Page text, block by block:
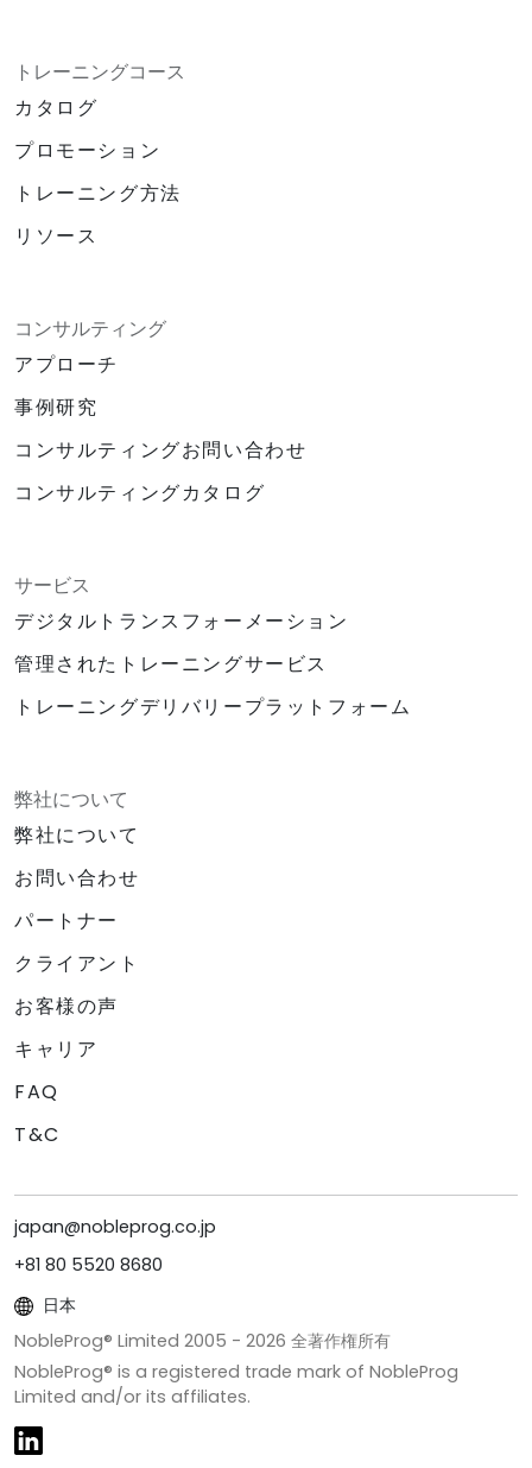
トレーニングコース
カタログ
プロモーション
トレーニング方法
リソース
コンサルティング
アプローチ
事例研究
コンサルティングお問い合わせ
コンサルティングカタログ
サービス
デジタルトランスフォーメーション
管理されたトレーニングサービス
トレーニングデリバリープラットフォーム
弊社について
弊社について
お問い合わせ
パートナー
クライアント
お客様の声
キャリア
FAQ
T&C
japan@nobleprog.co.jp
+81 80 5520 8680
日本
NobleProg® Limited 2005 - 2026 全著作権所有
NobleProg® is a registered trade mark of NobleProg
Limited and/or its affiliates.